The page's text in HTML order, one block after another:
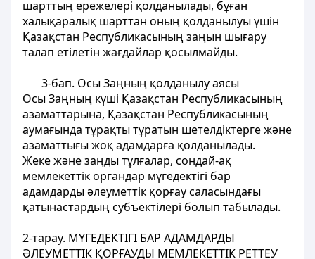
шарттың ережелерi қолданылады, бұған
халықаралық шарттан оның қолданылуы үшiн
Қазақстан Республикасының заңын шығару
талап етiлетiн жағдайлар қосылмайды.
3-бап. Осы Заңның қолданылу аясы
Осы Заңның күшi Қазақстан Республикасының
азаматтарына, Қазақстан Республикасының
аумағында тұрақты тұратын шетелдiктерге және
азаматтығы жоқ адамдарға қолданылады.
Жеке және заңды тұлғалар, сондай-ақ
мемлекеттік органдар мүгедектігі бар
адамдарды әлеуметтiк қорғау саласындағы
қатынастардың субъектiлерi болып табылады.
2-тарау. МҮГЕДЕКТІГІ БАР АДАМДАРДЫ
ӘЛЕУМЕТТІК ҚОРҒАУДЫ МЕМЛЕКЕТТІК РЕТТЕУ